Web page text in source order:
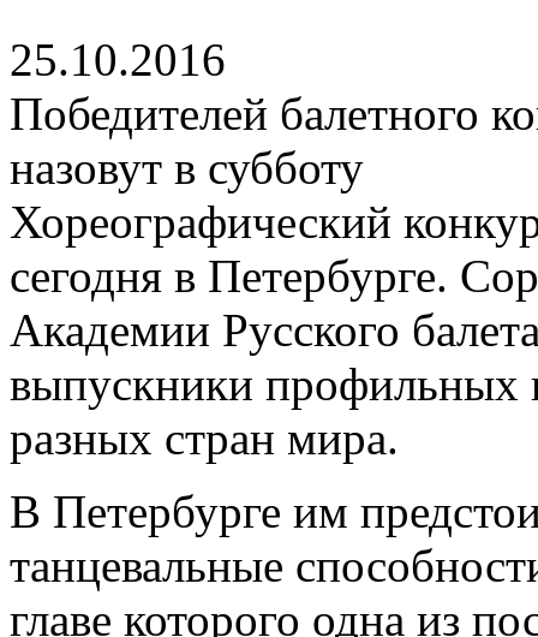
25.10.2016
Победителей балетного
назовут в субботу
Хореографический
сегодня в Петербурге.
Академии Русского
выпускники профильных
разных стран мира.
В Петербурге им
танцевальные
главе которого одна из